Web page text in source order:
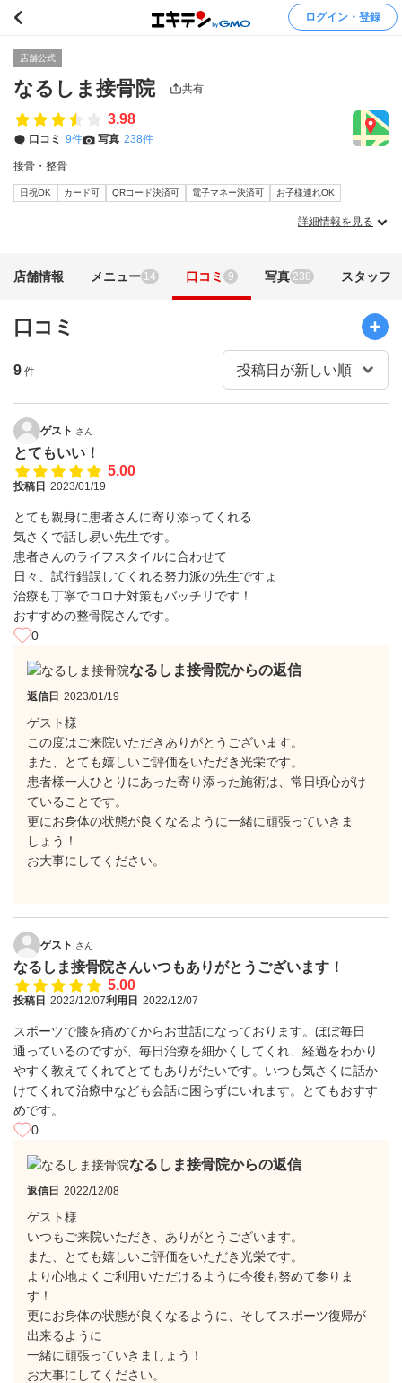
ログイン・登録
店舗公式
なるしま接骨院 共有
3.98
口コミ 9件 写真 238件
接骨・整骨
日祝OK カード可 QRコード決済可 電子マネー決済可 お子様連れOK
詳細情報を見る
店舗情報 メニュー 14 口コミ 9 写真 238 スタッフ
口コミ
9 件
ゲスト さん
とてもいい！
5.00
投稿日 2023/01/19
とても親身に患者さんに寄り添ってくれる
気さくで話し易い先生です。
患者さんのライフスタイルに合わせて
日々、試行錯誤してくれる努力派の先生ですょ
治療も丁寧でコロナ対策もバッチリです！
おすすめの整骨院さんです。
0
なるしま接骨院からの返信
返信日 2023/01/19
ゲスト様
この度はご来院いただきありがとうございます。
また、とても嬉しいご評価をいただき光栄です。
患者様一人ひとりにあった寄り添った施術は、常日頃心がけ
ていることです。
更にお身体の状態が良くなるように一緒に頑張っていきま
しょう！
お大事にしてください。
ゲスト さん
なるしま接骨院さんいつもありがとうございます！
5.00
投稿日 2022/12/07利用日 2022/12/07
スポーツで膝を痛めてからお世話になっております。ほぼ毎日
通っているのですが、毎日治療を細かくしてくれ、経過をわかり
やすく教えてくれてとてもありがたいです。いつも気さくに話か
けてくれて治療中なども会話に困らずにいれます。とてもおすす
めです。
0
なるしま接骨院からの返信
返信日 2022/12/08
ゲスト様
いつもご来院いただき、ありがとうございます。
また、とても嬉しいご評価をいただき光栄です。
より心地よくご利用いただけるように今後も努めて参りま
す！
更にお身体の状態が良くなるように、そしてスポーツ復帰が
出来るように
一緒に頑張っていきましょう！
お大事にしてください。